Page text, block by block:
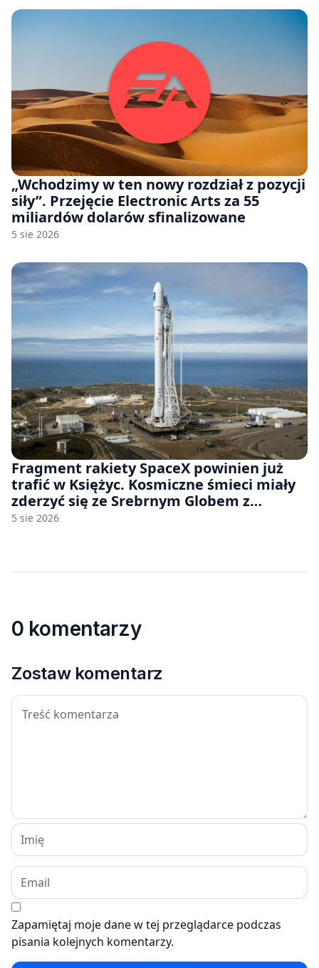
„Wchodzimy w ten nowy rozdział z pozycji
siły”. Przejęcie Electronic Arts za 55
miliardów dolarów sfinalizowane
5 sie 2026
Fragment rakiety SpaceX powinien już
trafić w Księżyc. Kosmiczne śmieci miały
zderzyć się ze Srebrnym Globem z
prędkością 8690 km/h
5 sie 2026
0 komentarzy
Zostaw komentarz
Zapamiętaj moje dane w tej przeglądarce podczas
pisania kolejnych komentarzy.